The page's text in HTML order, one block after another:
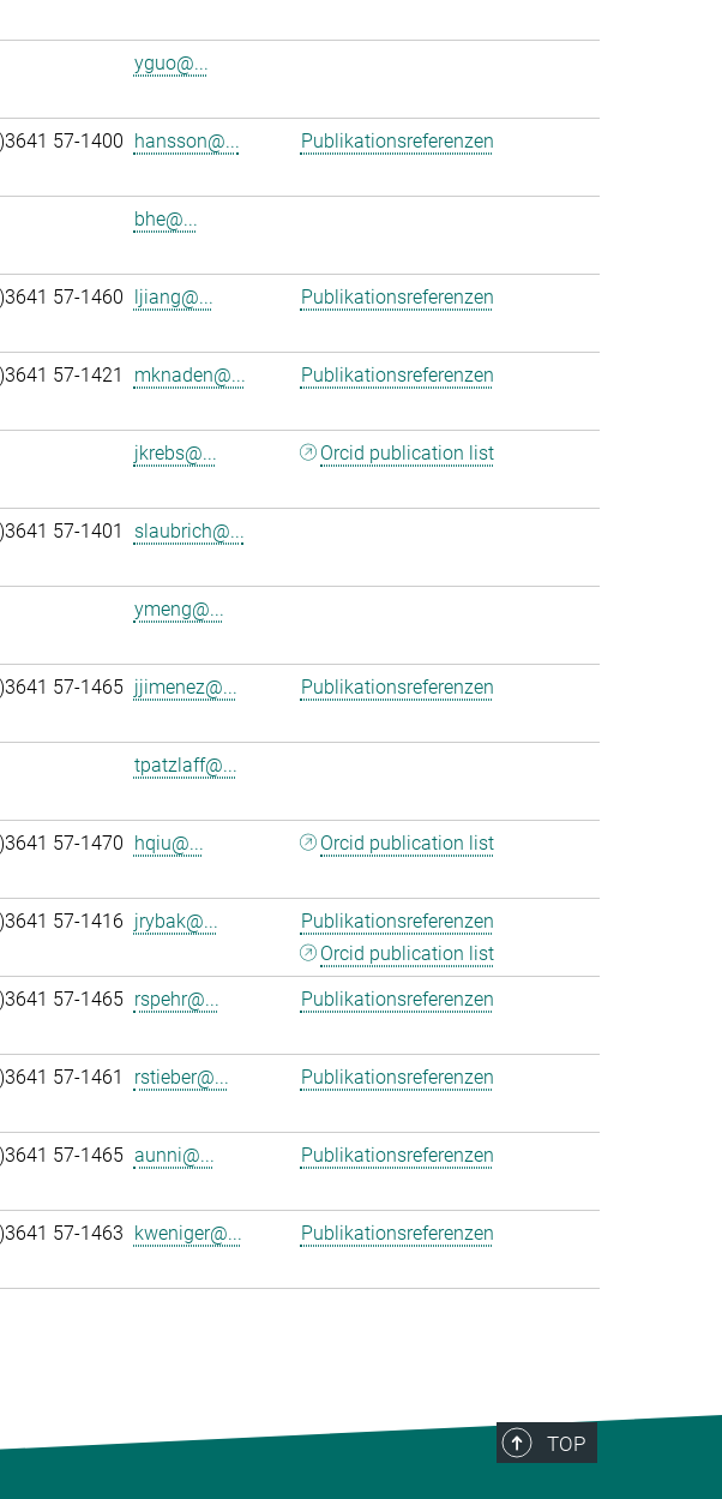
yguo@...
57-1400 hansson@... Publikationsreferenzen
bhe@...
57-1460 ljiang@... Publikationsreferenzen
57-1421 mknaden@... Publikationsreferenzen
jkrebs@... Orcid publication list
57-1401 slaubrich@...
ymeng@...
57-1465 jjimenez@... Publikationsreferenzen
tpatzlaff@...
57-1470 hqiu@... Orcid publication list
57-1416 jrybak@...
Publikationsreferenzen
Orcid publication list
57-1465 rspehr@... Publikationsreferenzen
57-1461 rstieber@... Publikationsreferenzen
57-1465 aunni@... Publikationsreferenzen
57-1463 kweniger@... Publikationsreferenzen
TOP